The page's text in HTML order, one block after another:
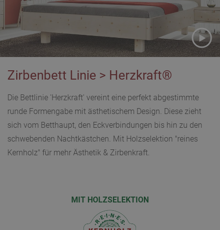
Zirbenbett Linie > Herzkraft®
Die Bettlinie 'Herzkraft' vereint eine perfekt abgestimmte
runde Formengabe mit ästhetischem Design. Diese zieht
sich vom Betthaupt, den Eckverbindungen bis hin zu den
schwebenden Nachtkästchen. Mit Holzselektion "reines
Kernholz" für mehr Ästhetik & Zirbenkraft.
MIT HOLZSELEKTION
0800 400 10 88
0800 400 10 8 CH
Beratungstermin
Nachricht